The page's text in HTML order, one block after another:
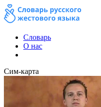
Словарь
О нас
Сим-карта